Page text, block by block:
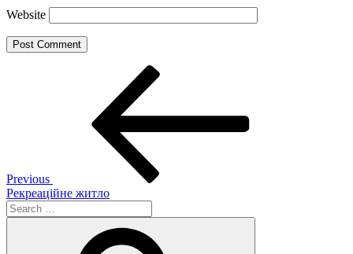
Website
Previous
Рекреаційне житло
Search
for: